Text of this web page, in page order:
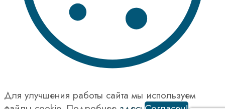
Для улучшения работы сайта мы используем